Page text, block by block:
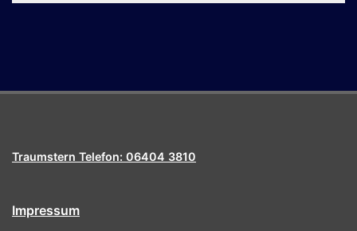
Traumstern Telefon: 06404 3810
Impressum